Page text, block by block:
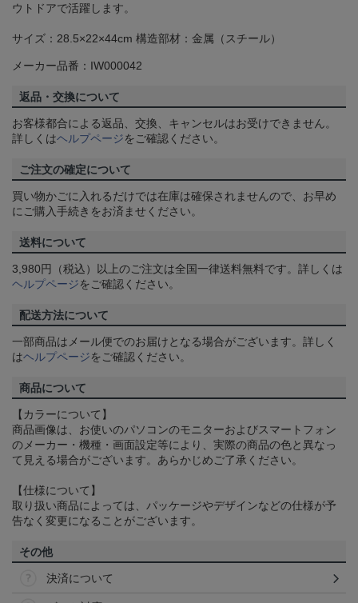
ウトドアで活躍します。
サイズ：28.5×22×44cm 構造部材：金属（スチール）
メーカー品番：IW000042
返品・交換について
お客様都合による返品、交換、キャンセルはお受けできません。
詳しくはヘルプページをご確認ください。
ご注文の確定について
買い物かごに入れるだけでは在庫は確保されませんので、お早め
にご購入手続きをお済ませください。
送料について
3,980円（税込）以上のご注文は全国一律送料無料です。詳しくは
ヘルプページをご確認ください。
配送方法について
一部商品はメール便でのお届けとなる場合がございます。詳しく
はヘルプページをご確認ください。
商品について
【カラーについて】
商品画像は、お使いのパソコンのモニターおよびスマートフォン
のメーカー・機種・画面設定等により、実際の商品の色と異なっ
て見える場合がございます。あらかじめご了承ください。
【仕様について】
取り扱い商品によっては、パッケージやデザインなどの仕様が予
告なく変更になることがございます。
その他
決済について